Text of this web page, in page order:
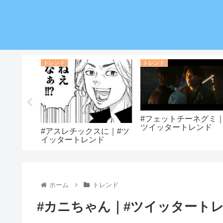
トレンド
#アスレチックスに｜#ツ
イッタートレンド
トレンド
#フェットチーネグミ
ツイッタートレンド
ホーム トレンド
#カニちゃん｜#ツイッタート